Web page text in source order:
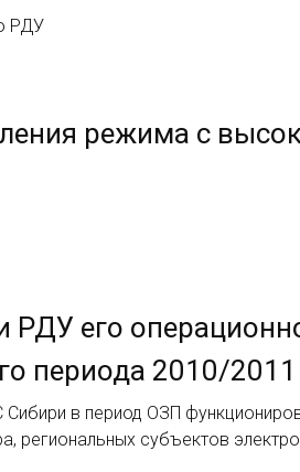
РДУ
режима с
его
периода 2010/2011
в период ОЗП
региональных субъектов